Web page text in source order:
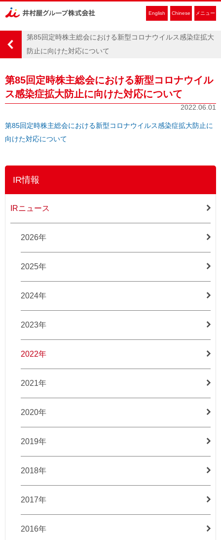
English Chinese メニュー
第85回定時株主総会における新型コロナウイルス感染症拡大
防止に向けた対応について
第85回定時株主総会における新型コロナウイル
ス感染症拡大防止に向けた対応について
2022.06.01
第85回定時株主総会における新型コロナウイルス感染症拡大防止に
向けた対応について
IR情報
IRニュース
2026年
2025年
2024年
2023年
2022年
2021年
2020年
2019年
2018年
2017年
2016年